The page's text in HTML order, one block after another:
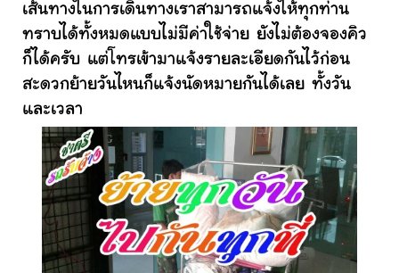
เส้นทางในการเดินทางเราสามารถแจ้งให้ทุกท่าน
ทราบได้ทั้งหมดแบบไม่มีค่าใช้จ่าย ยังไม่ต้องจองคิว
ก็ได้ครับ แต่โทรเข้ามาแจ้งรายละเอียดกันไว้ก่อน
สะดวกย้ายวันไหนก็แจ้งนัดหมายกันได้เลย ทั้งวัน
และเวลา